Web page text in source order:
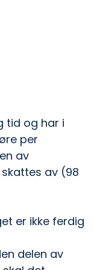
tid og har i
per
av
av (98
er ikke ferdig
delen av